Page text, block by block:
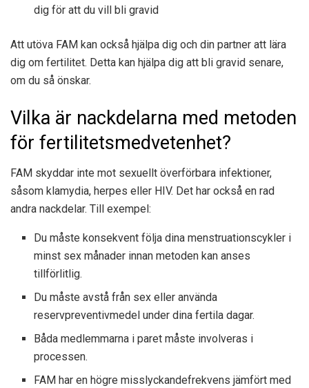
dig för att du vill bli gravid
Att utöva FAM kan också hjälpa dig och din partner att lära
dig om fertilitet. Detta kan hjälpa dig att bli gravid senare,
om du så önskar.
Vilka är nackdelarna med metoden
för fertilitetsmedvetenhet?
FAM skyddar inte mot sexuellt överförbara infektioner,
såsom klamydia, herpes eller HIV. Det har också en rad
andra nackdelar. Till exempel:
Du måste konsekvent följa dina menstruationscykler i
minst sex månader innan metoden kan anses
tillförlitlig.
Du måste avstå från sex eller använda
reservpreventivmedel under dina fertila dagar.
Båda medlemmarna i paret måste involveras i
processen.
FAM har en högre misslyckandefrekvens jämfört med